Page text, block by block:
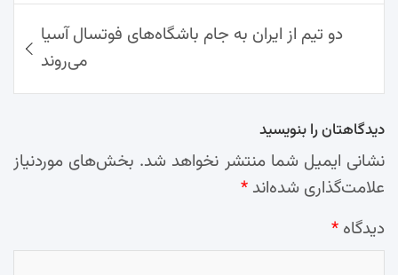
دو تیم از ایران به جام باشگاه‌های فوتسال آسیا
می‌روند
دیدگاهتان را بنویسید
نشانی ایمیل شما منتشر نخواهد شد. بخش‌های موردنیاز
علامت‌گذاری شده‌اند *
دیدگاه *